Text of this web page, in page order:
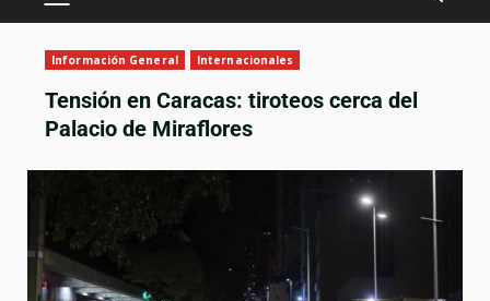
Información General Internacionales
Tensión en Caracas: tiroteos cerca del
Palacio de Miraflores